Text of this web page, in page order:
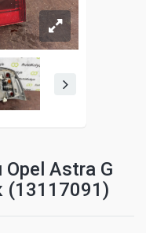
Opel Astra G
(13117091)